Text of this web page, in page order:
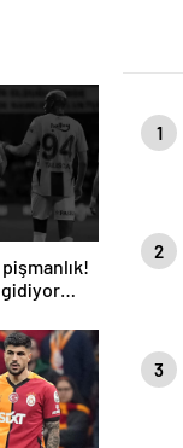
gidiyor…
1
2
3